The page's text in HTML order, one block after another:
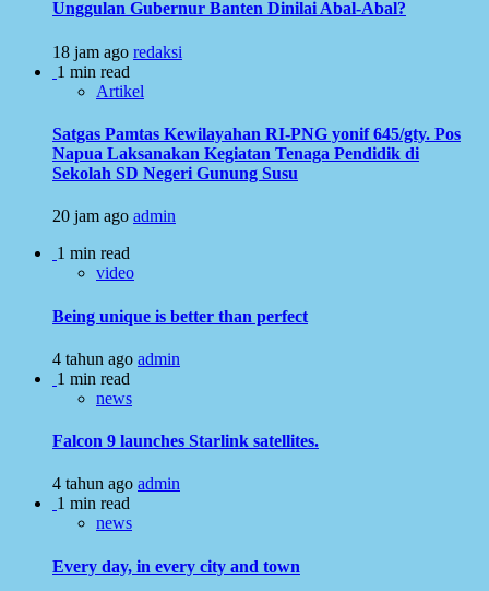
Unggulan Gubernur Banten Dinilai Abal-Abal?
18 jam ago redaksi
1 min read
Artikel
Satgas Pamtas Kewilayahan RI-PNG yonif 645/gty. Pos
Napua Laksanakan Kegiatan Tenaga Pendidik di
Sekolah SD Negeri Gunung Susu
20 jam ago admin
1 min read
video
Being unique is better than perfect
4 tahun ago admin
1 min read
news
Falcon 9 launches Starlink satellites.
4 tahun ago admin
1 min read
news
Every day, in every city and town